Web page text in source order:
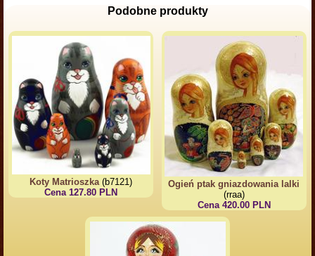
Podobne produkty
Koty Matrioszka(b7121)
Cena 127.80 PLN
Ogień ptak gniazdowania lalki
(rraa)
Cena 420.00 PLN